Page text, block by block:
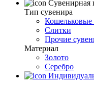
Сувенирная
Тип сувенира
Кошельковые
Слитки
Прочие
Материал
Золото
Серебро